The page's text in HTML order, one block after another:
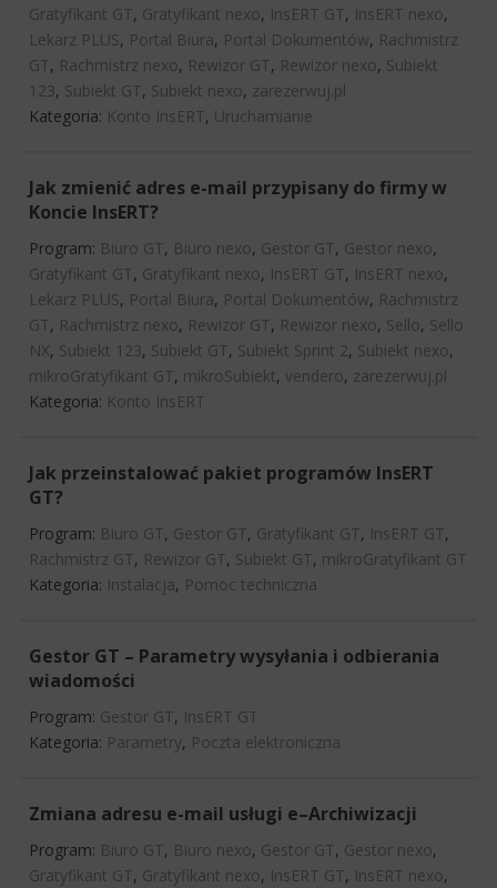
Gratyfikant GT, Gratyfikant nexo, InsERT GT, InsERT nexo,
Lekarz PLUS, Portal Biura, Portal Dokumentów, Rachmistrz
GT, Rachmistrz nexo, Rewizor GT, Rewizor nexo, Subiekt
123, Subiekt GT, Subiekt nexo, zarezerwuj.pl
Kategoria: Konto InsERT, Uruchamianie
Jak zmienić adres e-mail przypisany do firmy w
Koncie InsERT?
Program: Biuro GT, Biuro nexo, Gestor GT, Gestor nexo,
Gratyfikant GT, Gratyfikant nexo, InsERT GT, InsERT nexo,
Lekarz PLUS, Portal Biura, Portal Dokumentów, Rachmistrz
GT, Rachmistrz nexo, Rewizor GT, Rewizor nexo, Sello, Sello
NX, Subiekt 123, Subiekt GT, Subiekt Sprint 2, Subiekt nexo,
mikroGratyfikant GT, mikroSubiekt, vendero, zarezerwuj.pl
Kategoria: Konto InsERT
Jak przeinstalować pakiet programów InsERT
GT?
Program: Biuro GT, Gestor GT, Gratyfikant GT, InsERT GT,
Rachmistrz GT, Rewizor GT, Subiekt GT, mikroGratyfikant GT
Kategoria: Instalacja, Pomoc techniczna
Gestor GT – Parametry wysyłania i odbierania
wiadomości
Program: Gestor GT, InsERT GT
Kategoria: Parametry, Poczta elektroniczna
Zmiana adresu e-mail usługi e–Archiwizacji
Program: Biuro GT, Biuro nexo, Gestor GT, Gestor nexo,
Gratyfikant GT, Gratyfikant nexo, InsERT GT, InsERT nexo,